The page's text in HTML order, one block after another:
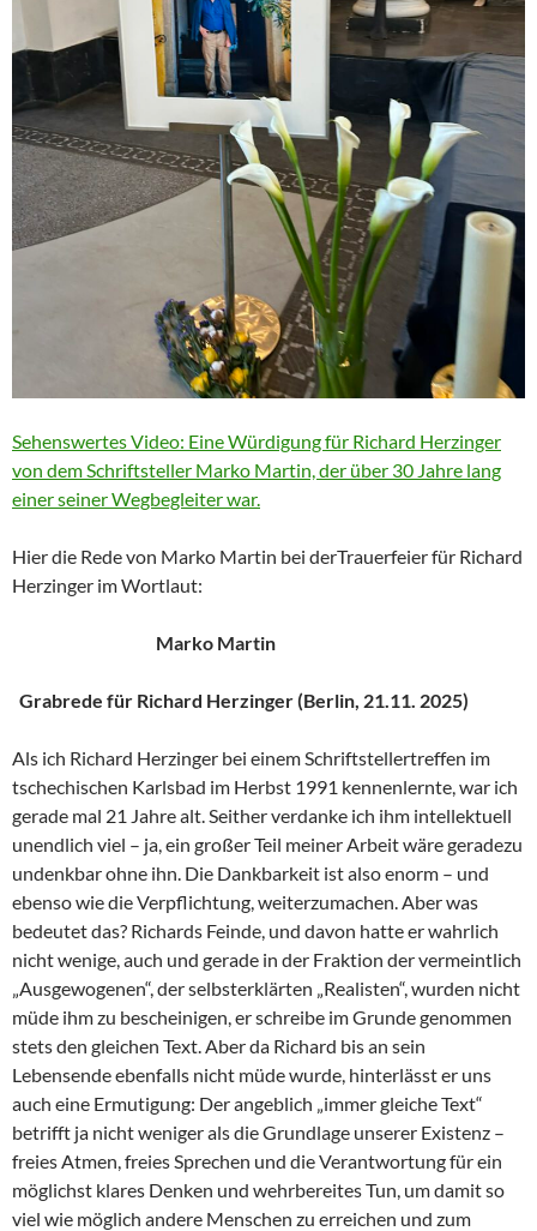
Sehenswertes Video: Eine Würdigung für Richard Herzinger
von dem Schriftsteller Marko Martin, der über 30 Jahre lang
einer seiner Wegbegleiter war.
Hier die Rede von Marko Martin bei derTrauerfeier für Richard
Herzinger im Wortlaut:
Marko Martin
Grabrede für Richard Herzinger (Berlin, 21.11. 2025)
Als ich Richard Herzinger bei einem Schriftstellertreffen im
tschechischen Karlsbad im Herbst 1991 kennenlernte, war ich
gerade mal 21 Jahre alt. Seither verdanke ich ihm intellektuell
unendlich viel – ja, ein großer Teil meiner Arbeit wäre geradezu
undenkbar ohne ihn. Die Dankbarkeit ist also enorm – und
ebenso wie die Verpflichtung, weiterzumachen. Aber was
bedeutet das? Richards Feinde, und davon hatte er wahrlich
nicht wenige, auch und gerade in der Fraktion der vermeintlich
„Ausgewogenen“, der selbsterklärten „Realisten“, wurden nicht
müde ihm zu bescheinigen, er schreibe im Grunde genommen
stets den gleichen Text. Aber da Richard bis an sein
Lebensende ebenfalls nicht müde wurde, hinterlässt er uns
auch eine Ermutigung: Der angeblich „immer gleiche Text“
betrifft ja nicht weniger als die Grundlage unserer Existenz –
freies Atmen, freies Sprechen und die Verantwortung für ein
möglichst klares Denken und wehrbereites Tun, um damit so
viel wie möglich andere Menschen zu erreichen und zum